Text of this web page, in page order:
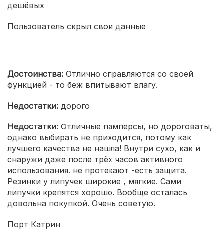
дешёвых
Пользователь скрыл свои данные
Достоинства: Отлично справляются со своей
функцией - то беж впитывают влагу.
Недостатки: дорого
Недостатки: Отличные памперсы, но дороговаты,
однако выбирать не приходится, потому как
лучшего качества не нашла! Внутри сухо, как и
снаружи даже после трёх часов активного
использования. не протекают -есть защита.
Резинки у липучек широкие , мягкие. Сами
липучки крепятся хорошо. Вообще осталась
довольна покупкой. Очень советую.
Порт Катрин